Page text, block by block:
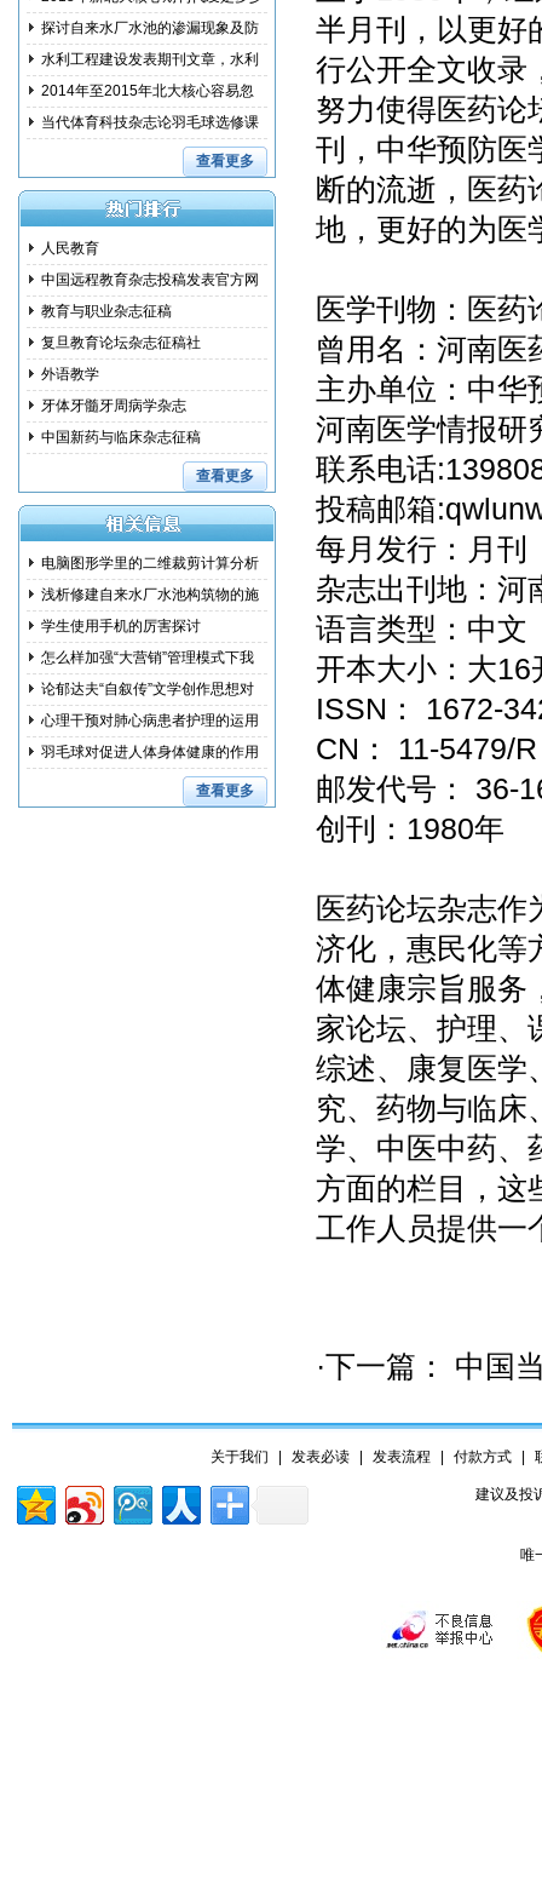
半月刊，以更好
行公开全文收录
努力使得医药论
刊，中华预防医
断的流逝，医药
地，更好的为医
医学刊物：医药
曾用名：河南医
主办单位：中华
河南医学情报研
联系电话
投稿邮箱
每月发行：月刊
杂志出刊地：河
语言类型：中文
开本大小：大16
ISSN： 1672-
CN： 11-5479/R
邮发代号： 36-
创刊：1980年
医药论坛杂志作
济化，惠民化等
体健康宗旨服务
家论坛、护理、
综述、康复医学
究、药物与临床
学、中医中药、
方面的栏目，这
工作人员提供一
·下一篇： 中国
钱?探讨自来水厂水池的渗漏现象及防
范措水利工程建设发表期刊文章，水利
建设2014年至2015年北大核心容易忽
略的问
当代体育科技杂志论羽毛球选修课
查看更多
人民教育
中国远程教育杂志投稿发表官方网
教育与职业杂志征稿
复旦教育论坛杂志征稿社
外语教学
牙体牙髓牙周病学杂志
中国新药与临床杂志征稿
查看更多
电脑图形学里的二维裁剪计算分析
浅析修建自来水厂水池构筑物的施
工措学生使用手机的厉害探讨
怎么样加强“大营销”管理模式下我
国 论郁达夫“自叙传”文学创作思想对
其 心理干预对肺心病患者护理的运用
研究羽毛球对促进人体身体健康的作用
查看更多
关于我们 发表必读 发表流程 付款方式
建议及投
唯